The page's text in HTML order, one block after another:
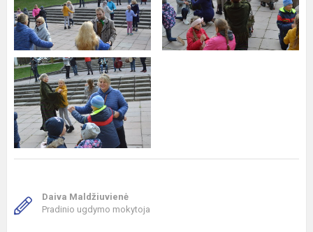
Daiva Maldžiuvienė
Pradinio ugdymo mokytoja